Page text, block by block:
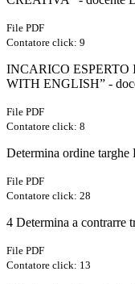
File PDF
Contatore click: 9
INCARICO
WITH ENGLISH” -
File PDF
Contatore click: 8
Determina ordine
File PDF
Contatore click: 28
4 Determina a contrarre
File PDF
Contatore click: 13